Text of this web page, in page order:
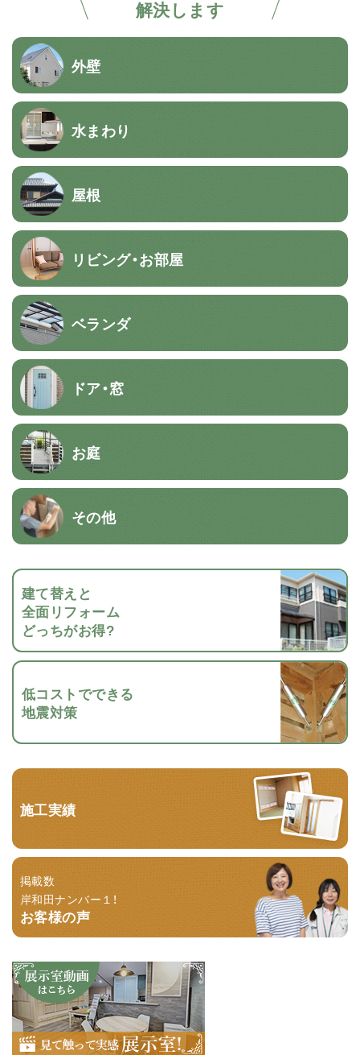
解決します
外壁
水まわり
屋根
リビング・お部屋
ベランダ
ドア・窓
お庭
その他
建て替えと
全面リフォーム
どっちがお得?
低コストでできる
地震対策
施工実績
掲載数
岸和田ナンバー１！
お客様の声